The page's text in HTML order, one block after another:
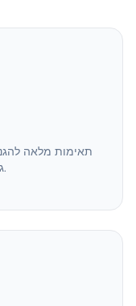
תאימות מלאה
גישה לנתונים אישיים.